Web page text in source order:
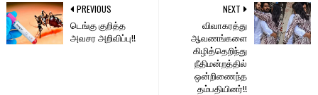
NEXT
விவாகரத்து
ஆவணங்களை
கிழித்தெறிந்து
நீதிமன்றத்தில்
ஒன்றிணைந்த
தம்பதியினர்!!
PREVIOUS
டெங்கு குறித்த
அவசர அறிவிப்பு!!